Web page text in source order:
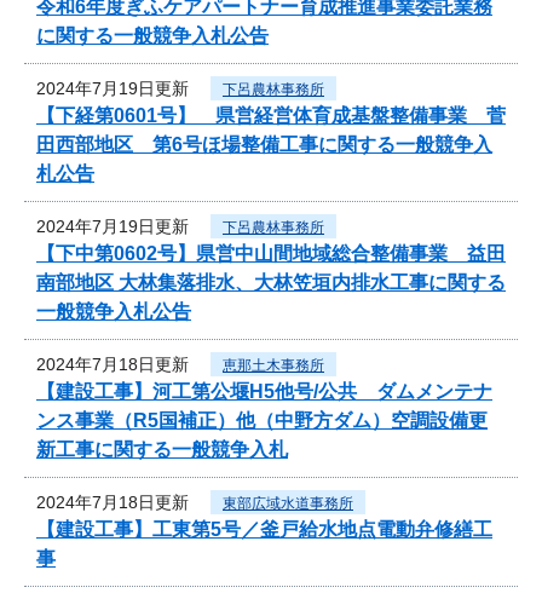
令和6年度ぎふケアパートナー育成推進事業委託業務
に関する一般競争入札公告
2024年7月19日更新 下呂農林事務所
【下経第0601号】 県営経営体育成基盤整備事業 菅
田西部地区 第6号ほ場整備工事に関する一般競争入
札公告
2024年7月19日更新 下呂農林事務所
【下中第0602号】県営中山間地域総合整備事業 益田
南部地区 大林集落排水、大林笠垣内排水工事に関する
一般競争入札公告
2024年7月18日更新 恵那土木事務所
【建設工事】河工第公堰H5他号/公共 ダムメンテナ
ンス事業（R5国補正）他（中野方ダム）空調設備更
新工事に関する一般競争入札
2024年7月18日更新 東部広域水道事務所
【建設工事】工東第5号／釜戸給水地点電動弁修繕工
事